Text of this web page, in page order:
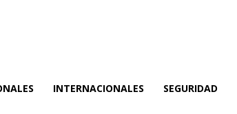
INTERNACIONALES SEGURIDAD